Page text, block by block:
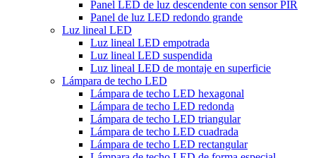
Panel LED de luz descendente con sensor PIR
Panel de luz LED redondo grande
Luz lineal LED
Luz lineal LED empotrada
Luz lineal LED suspendida
Luz lineal LED de montaje en superficie
Lámpara de techo LED
Lámpara de techo LED hexagonal
Lámpara de techo LED redonda
Lámpara de techo LED triangular
Lámpara de techo LED cuadrada
Lámpara de techo LED rectangular